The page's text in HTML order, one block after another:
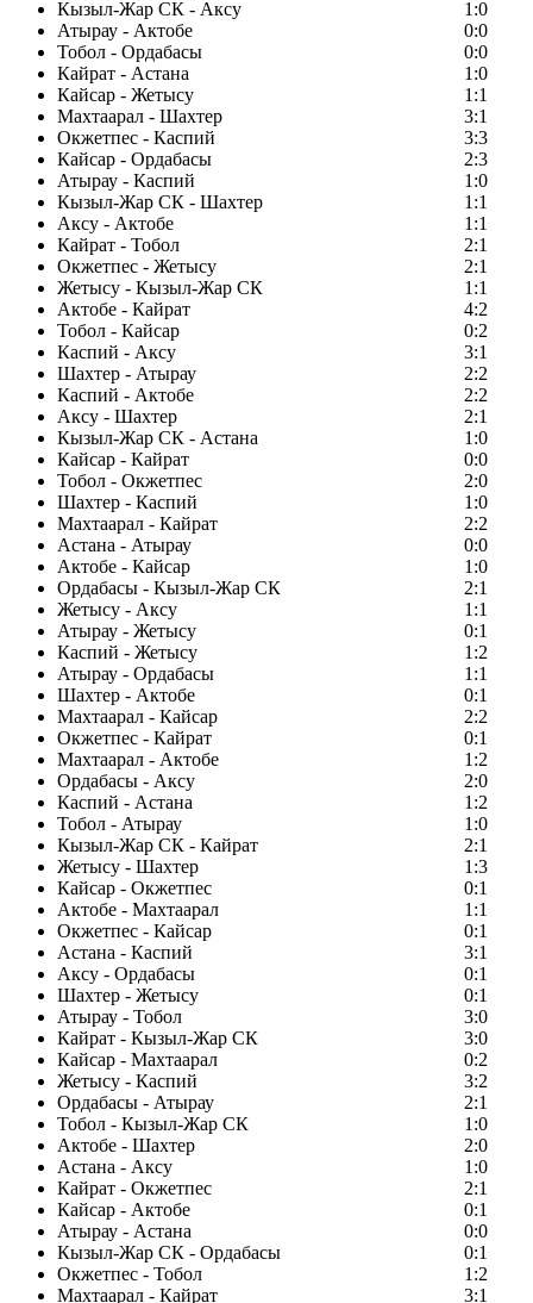
Кызыл-Жар СК - Аксу
1:0
Атырау - Актобе
0:0
Тобол - Ордабасы
0:0
Кайрат - Астана
1:0
Кайсар - Жетысу
1:1
Махтаарал - Шахтер
3:1
Окжетпес - Каспий
3:3
Кайсар - Ордабасы
2:3
Атырау - Каспий
1:0
Кызыл-Жар СК - Шахтер
1:1
Аксу - Актобе
1:1
Кайрат - Тобол
2:1
Окжетпес - Жетысу
2:1
Жетысу - Кызыл-Жар СК
1:1
Актобе - Кайрат
4:2
Тобол - Кайсар
0:2
Каспий - Аксу
3:1
Шахтер - Атырау
2:2
Каспий - Актобе
2:2
Аксу - Шахтер
2:1
Кызыл-Жар СК - Астана
1:0
Кайсар - Кайрат
0:0
Тобол - Окжетпес
2:0
Шахтер - Каспий
1:0
Махтаарал - Кайрат
2:2
Астана - Атырау
0:0
Актобе - Кайсар
1:0
Ордабасы - Кызыл-Жар СК
2:1
Жетысу - Аксу
1:1
Атырау - Жетысу
0:1
Каспий - Жетысу
1:2
Атырау - Ордабасы
1:1
Шахтер - Актобе
0:1
Махтаарал - Кайсар
2:2
Окжетпес - Кайрат
0:1
Махтаарал - Актобе
1:2
Ордабасы - Аксу
2:0
Каспий - Астана
1:2
Тобол - Атырау
1:0
Кызыл-Жар СК - Кайрат
2:1
Жетысу - Шахтер
1:3
Кайсар - Окжетпес
0:1
Актобе - Махтаарал
1:1
Окжетпес - Кайсар
0:1
Астана - Каспий
3:1
Аксу - Ордабасы
0:1
Шахтер - Жетысу
0:1
Атырау - Тобол
3:0
Кайрат - Кызыл-Жар СК
3:0
Кайсар - Махтаарал
0:2
Жетысу - Каспий
3:2
Ордабасы - Атырау
2:1
Тобол - Кызыл-Жар СК
1:0
Актобе - Шахтер
2:0
Астана - Аксу
1:0
Кайрат - Окжетпес
2:1
Кайсар - Актобе
0:1
Атырау - Астана
0:0
Кызыл-Жар СК - Ордабасы
0:1
Окжетпес - Тобол
1:2
Махтаарал - Кайрат
3:1